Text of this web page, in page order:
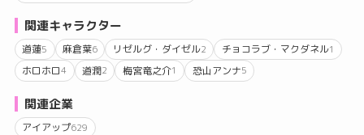
関連キャラクター
道蓮5 麻倉葉6 リゼルグ・ダイゼル2 チョコラブ・マクダネル1
ホロホロ4 道潤2 梅宮竜之介1 恐山アンナ5
関連企業
アイアップ629